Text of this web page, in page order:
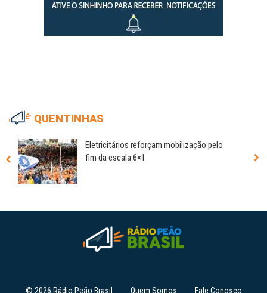
QUENTINHAS
Eletricitários reforçam mobilização pelo
fim da escala 6×1
© 2026 Rádio Peão Brasil Quem Somos Fale Conosco